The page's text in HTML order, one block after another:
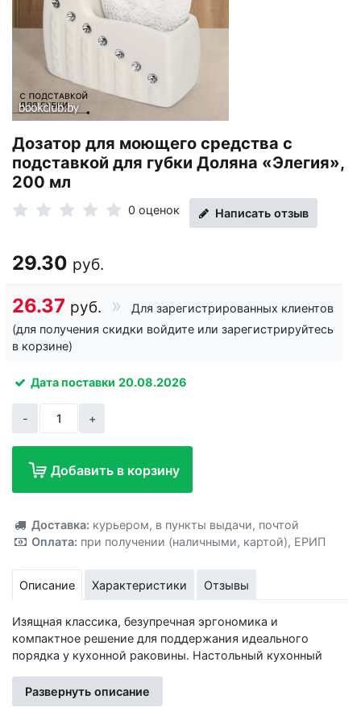
Дозатор для моющего средства с
подставкой для губки Доляна «Элегия»,
200 мл
0 оценок Написать отзыв
29.30 руб.
26.37 руб.
Для зарегистрированных клиентов
(для получения скидки войдите или зарегистрируйтесь
в корзине)
Дата поставки 20.08.2026
- +
Добавить в корзину
Доставка: курьером, в пункты выдачи, почтой
Оплата: при получении (наличными, картой), ЕРИП
Описание Характеристики Отзывы
Изящная классика, безупречная эргономика и
компактное решение для поддержания идеального
порядка у кухонной раковины. Настольный кухонный
«Элегия» объемом 200 мл — это миниатюрный и
стильный органайзер, созданный для эстетичного
Развернуть описание